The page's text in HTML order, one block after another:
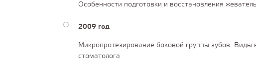
Особенности подготовки и восстановления
2009 год
Микропротезирование боковой группы зубов.
стоматолога